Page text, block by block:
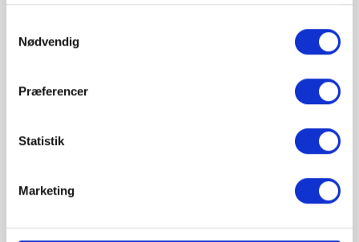
Nødvendig
Præferencer
Statistik
Marketing
Ny